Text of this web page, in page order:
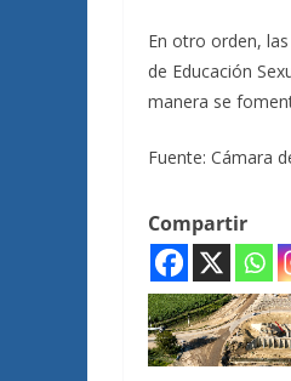
En otro orden,
de Educación
manera se
Fuente: Cámara
Compartir